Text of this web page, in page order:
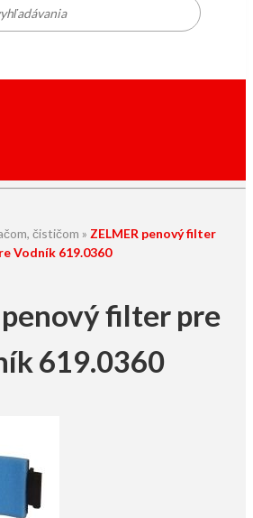
čističom » ZELMER penový filter
Vodník 619.0360
penový filter pre
619.0360